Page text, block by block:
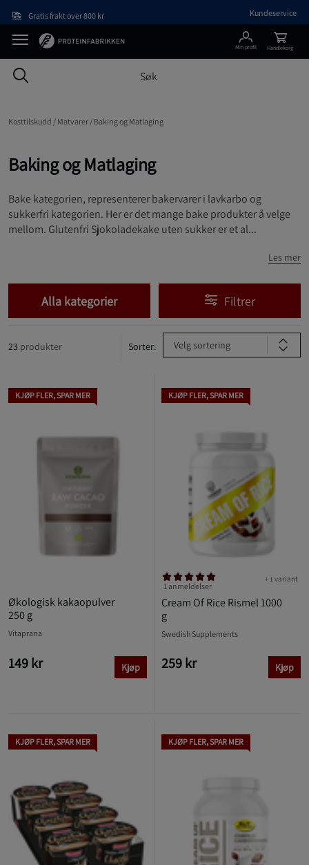
Gratis frakt over 800 kr Kundeservice
Min profil Handlekorg
Kosttilskudd / Matvarer / Baking og Matlaging
Baking og Matlaging
Bake kategorien, representerer bakervarer i lavkarbo og
sukkerfri kategorien. Her er det mange bake produkter å velge
mellom. Glutenfri Sjokoladekake uten sukker er et al...
Les mer
Alla kategorier Filtrer
23 produkter Sorter: Velg sortering
KJØP FLER, SPAR MER
Økologisk kakaopulver
250 g
Vitaprana
149 kr Kjøp
KJØP FLER, SPAR MER
Cream Of Rice Rismel 1000
g
+ 1 variant
1 anmeldelser
Swedish Supplements
259 kr Kjøp
KJØP FLER, SPAR MER KJØP FLER, SPAR MER